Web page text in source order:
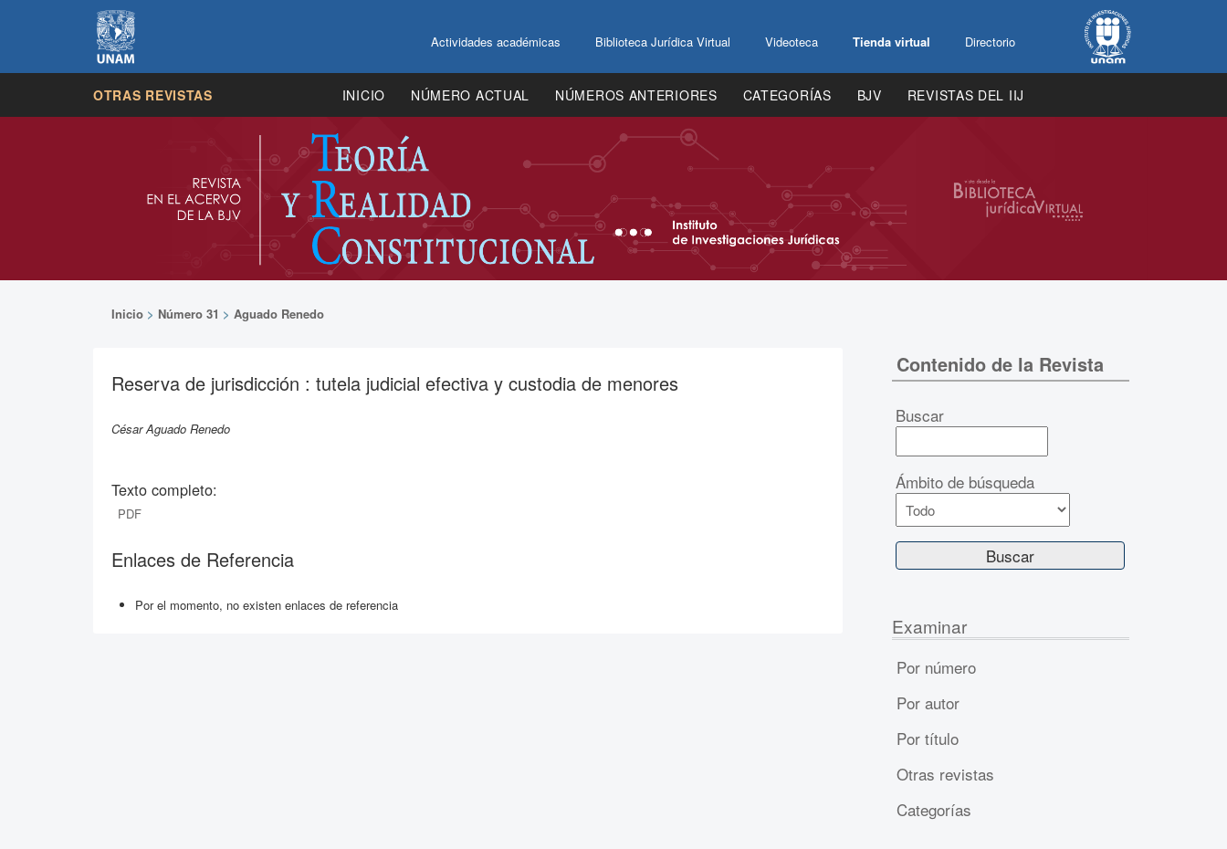
Actividades académicas Biblioteca Jurídica Virtual Videoteca Tienda virtual Directorio
OTRAS REVISTAS INICIO NÚMERO ACTUAL NÚMEROS ANTERIORES CATEGORÍAS BJV REVISTAS DEL IIJ
Inicio > Número 31 > Aguado Renedo
Reserva de jurisdicción : tutela judicial efectiva y custodia de menores
César Aguado Renedo
Texto completo:
PDF
Enlaces de Referencia
Por el momento, no existen enlaces de referencia
Contenido de la Revista
Buscar
Ámbito de búsqueda
Examinar
Por número
Por autor
Por título
Otras revistas
Categorías